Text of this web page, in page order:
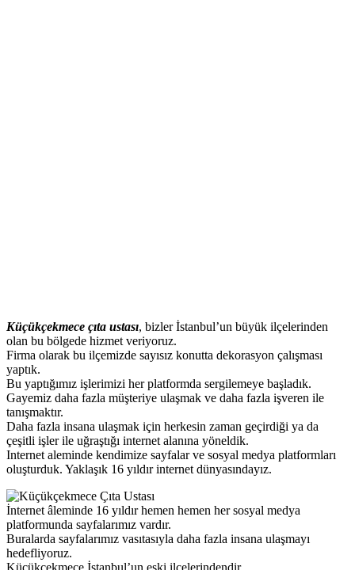
Küçükçekmece çıta ustası, bizler İstanbul’un büyük ilçelerinden
olan bu bölgede hizmet veriyoruz.
Firma olarak bu ilçemizde sayısız konutta dekorasyon çalışması
yaptık.
Bu yaptığımız işlerimizi her platformda sergilemeye başladık.
Gayemiz daha fazla müşteriye ulaşmak ve daha fazla işveren ile
tanışmaktır.
Daha fazla insana ulaşmak için herkesin zaman geçirdiği ya da
çeşitli işler ile uğraştığı internet alanına yöneldik.
Internet aleminde kendimize sayfalar ve sosyal medya platformları
oluşturduk. Yaklaşık 16 yıldır internet dünyasındayız.
İnternet âleminde 16 yıldır hemen hemen her sosyal medya
platformunda sayfalarımız vardır.
Buralarda sayfalarımız vasıtasıyla daha fazla insana ulaşmayı
hedefliyoruz.